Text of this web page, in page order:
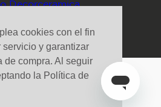
cookies con el fin
y garantizar
de compra. Al seguir
la Política de